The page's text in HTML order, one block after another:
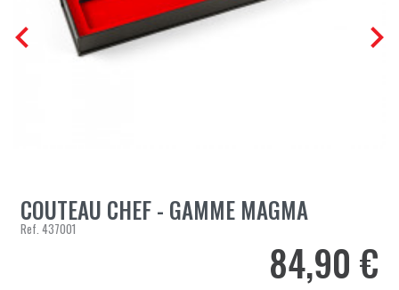

COUTEAU CHEF - GAMME MAGMA
Ref. 437001
Prix
84,90 €
